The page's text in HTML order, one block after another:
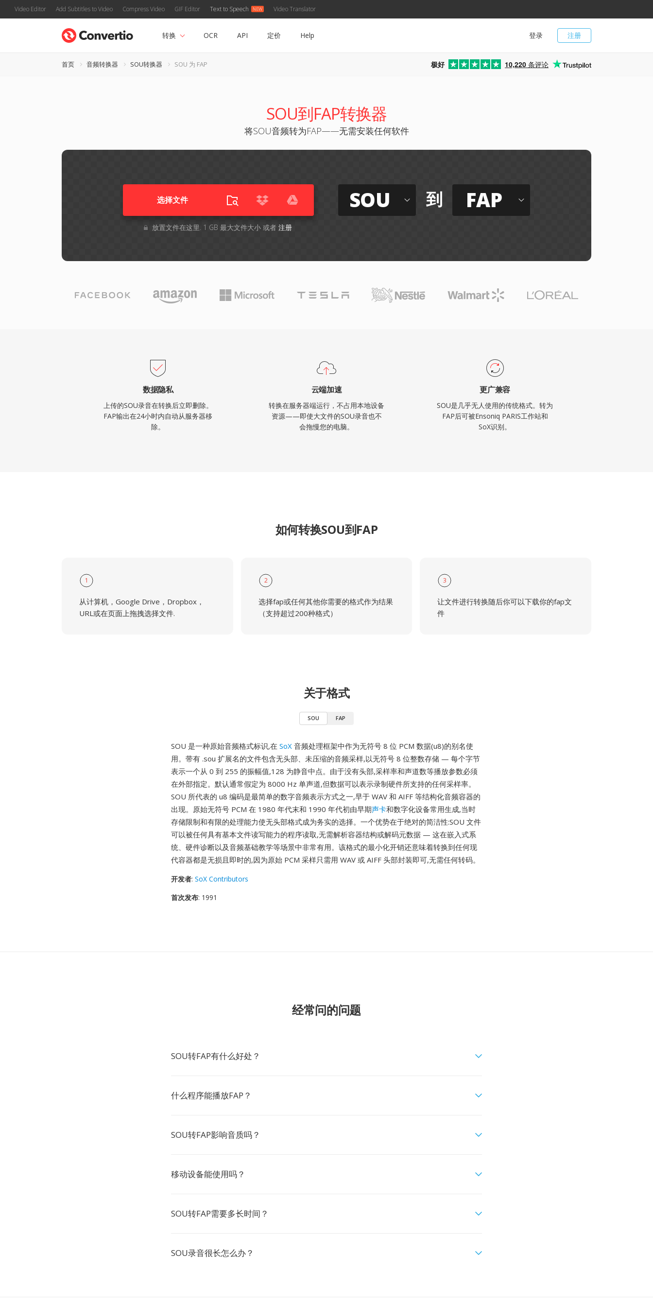
Video Editor Add Subtitles to Video Compress Video GIF Editor Text to Speech Video Translator
注册
登录
转换 OCR API 定价 Help
首页 音频转换器 SOU转换器 SOU 为 FAP 极好 10,220 条评论
SOU到FAP转换器
将SOU音频转为FAP——无需安装任何软件
选择文件
放置文件在这里. 1 GB 最大文件大小 或者 注册
SOU 到 FAP
数据隐私
上传的SOU录音在转换后立即删除。
FAP输出在24小时内自动从服务器移
除。
云端加速
转换在服务器端运行，不占用本地设备
资源——即使大文件的SOU录音也不
会拖慢您的电脑。
更广兼容
SOU是几乎无人使用的传统格式。转为
FAP后可被Ensoniq PARIS工作站和
SoX识别。
如何转换SOU到FAP
1
从计算机，Google Drive，Dropbox，
URL或在页面上拖拽选择文件.
2
选择fap或任何其他你需要的格式作为结果
（支持超过200种格式）
3
让文件进行转换随后你可以下载你的fap文
件
关于格式
SOU FAP
SOU 是一种原始音频格式标识,在 SoX 音频处理框架中作为无符号 8 位 PCM 数据(u8)的别名使
用。带有 .sou 扩展名的文件包含无头部、未压缩的音频采样,以无符号 8 位整数存储 — 每个字节
表示一个从 0 到 255 的振幅值,128 为静音中点。由于没有头部,采样率和声道数等播放参数必须
在外部指定。默认通常假定为 8000 Hz 单声道,但数据可以表示录制硬件所支持的任何采样率。
SOU 所代表的 u8 编码是最简单的数字音频表示方式之一,早于 WAV 和 AIFF 等结构化音频容器的
出现。原始无符号 PCM 在 1980 年代末和 1990 年代初由早期声卡和数字化设备常用生成,当时
存储限制和有限的处理能力使无头部格式成为务实的选择。一个优势在于绝对的简洁性:SOU 文件
可以被任何具有基本文件读写能力的程序读取,无需解析容器结构或解码元数据 — 这在嵌入式系
统、硬件诊断以及音频基础教学等场景中非常有用。该格式的最小化开销还意味着转换到任何现
代容器都是无损且即时的,因为原始 PCM 采样只需用 WAV 或 AIFF 头部封装即可,无需任何转码。
开发者: SoX Contributors
首次发布: 1991
经常问的问题
SOU转FAP有什么好处？
什么程序能播放FAP？
SOU转FAP影响音质吗？
移动设备能使用吗？
SOU转FAP需要多长时间？
SOU录音很长怎么办？